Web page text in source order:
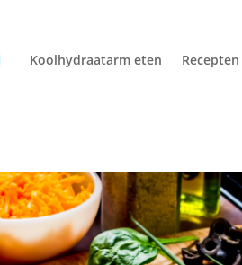
Koolhydraatarm eten Recepten